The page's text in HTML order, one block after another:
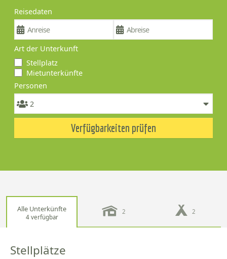
Reisedaten
Art der Unterkunft
Stellplatz
Mietunterkünfte
Personen
Verfügbarkeiten prüfen
Alle Unterkünfte
4 verfügbar
2 2
Stellplätze